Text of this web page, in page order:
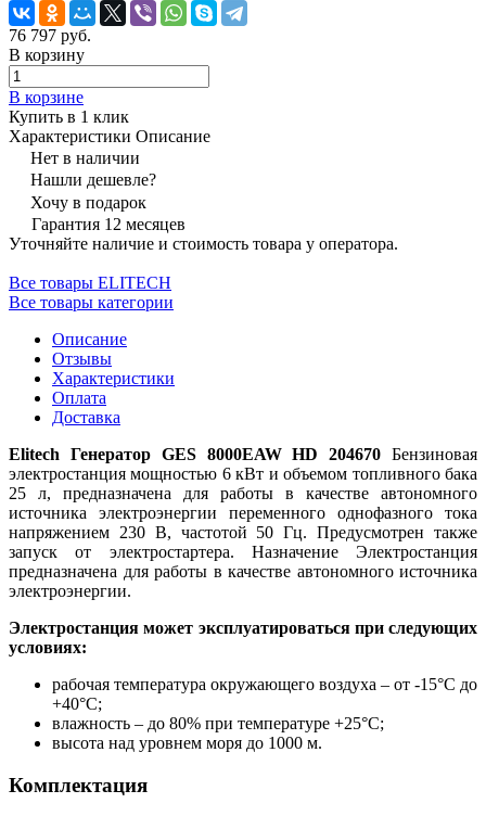
76 797 руб.
В корзину
В корзине
Купить в 1 клик
Характеристики Описание
Нет в наличии
Нашли дешевле?
Хочу в подарок
Гарантия 12 месяцев
Уточняйте наличие и стоимость товара у оператора.
Все товары ELITECH
Все товары категории
Описание
Отзывы
Характеристики
Оплата
Доставка
Elitech Генератор GES 8000EAW HD 204670 Бензиновая
электростанция мощностью 6 кВт и объемом топливного бака
25 л, предназначена для работы в качестве автономного
источника электроэнергии переменного однофазного тока
напряжением 230 В, частотой 50 Гц. Предусмотрен также
запуск от электростартера. Назначение Электростанция
предназначена для работы в качестве автономного источника
электроэнергии.
Электростанция может эксплуатироваться при следующих
условиях:
рабочая температура окружающего воздуха – от -15°С до
+40°С;
влажность – до 80% при температуре +25°С;
высота над уровнем моря до 1000 м.
Комплектация